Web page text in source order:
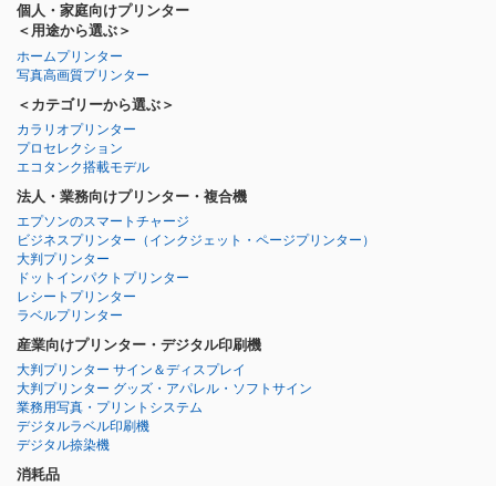
個人・家庭向けプリンター
＜用途から選ぶ＞
ホームプリンター
写真高画質プリンター
＜カテゴリーから選ぶ＞
カラリオプリンター
プロセレクション
エコタンク搭載モデル
法人・業務向けプリンター・複合機
エプソンのスマートチャージ
ビジネスプリンター （インクジェット・ページプリンター）
大判プリンター
ドットインパクトプリンター
レシートプリンター
ラベルプリンター
産業向けプリンター・デジタル印刷機
大判プリンター サイン＆ディスプレイ
大判プリンター グッズ・アパレル・ソフトサイン
業務用写真・プリントシステム
デジタルラベル印刷機
デジタル捺染機
消耗品